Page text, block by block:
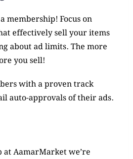
membership! Focus on
effectively sell your items
about ad limits. The more
you sell!
with a proven track
auto-approvals of their ads.
AamarMarket we’re